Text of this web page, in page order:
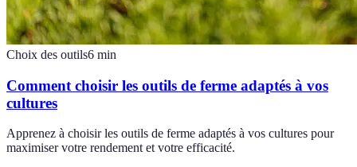
Choix des outils6 min
Comment choisir les outils de ferme adaptés à vos
cultures
Apprenez à choisir les outils de ferme adaptés à vos cultures pour
maximiser votre rendement et votre efficacité.